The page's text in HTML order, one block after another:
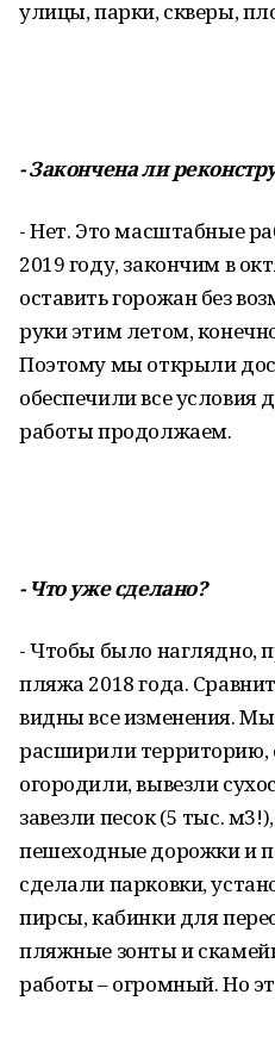
улицы, парки, скверы,
- Закончена ли
- Нет. Это масштабные
2019 году, закончим в
оставить горожан без
руки этим летом,
Поэтому мы открыли
обеспечили все условия
работы продолжаем.
- Что уже сделано?
- Чтобы было наглядно,
пляжа 2018 года.
видны все изменения.
расширили территорию,
огородили, вывезли
завезли песок (5 тыс.
пешеходные дорожки и
сделали парковки,
пирсы, кабинки для
пляжные зонты и
работы – огромный. Но